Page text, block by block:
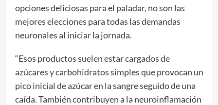
opciones deliciosas para el paladar, no son las
mejores elecciones para todas las demandas
neuronales al iniciar la jornada.
“Esos productos suelen estar cargados de
azúcares y carbohidratos simples que provocan un
pico inicial de azúcar en la sangre seguido de una
caída. También contribuyen a la neuroinflamación